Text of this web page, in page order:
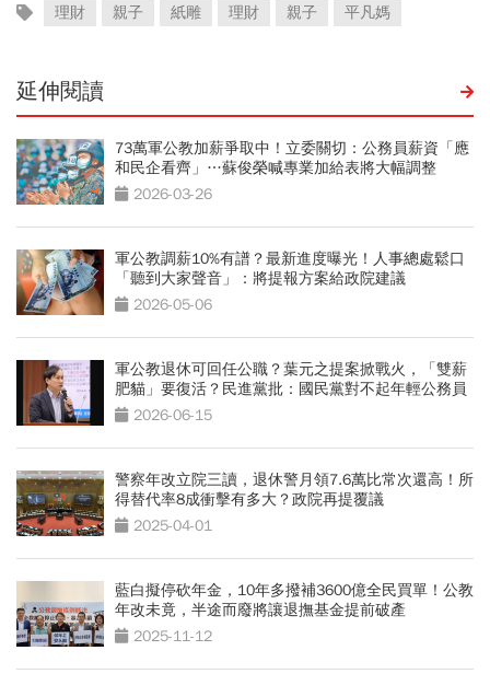
理財 親子 紙雕 理財 親子 平凡媽
延伸閱讀
73萬軍公教加薪爭取中！立委關切：公務員薪資「應
和民企看齊」…蘇俊榮喊專業加給表將大幅調整
2026-03-26
軍公教調薪10%有譜？最新進度曝光！人事總處鬆口
「聽到大家聲音」：將提報方案給政院建議
2026-05-06
軍公教退休可回任公職？葉元之提案掀戰火，「雙薪
肥貓」要復活？民進黨批：國民黨對不起年輕公務員
2026-06-15
警察年改立院三讀，退休警月領7.6萬比常次還高！所
得替代率8成衝擊有多大？政院再提覆議
2025-04-01
藍白擬停砍年金，10年多撥補3600億全民買單！公教
年改未竟，半途而廢將讓退撫基金提前破產
2025-11-12